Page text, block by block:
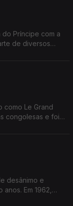
do Príncipe com a
de diversos
como Le Grand
congolesas e foi
desânimo e
Em 1962,